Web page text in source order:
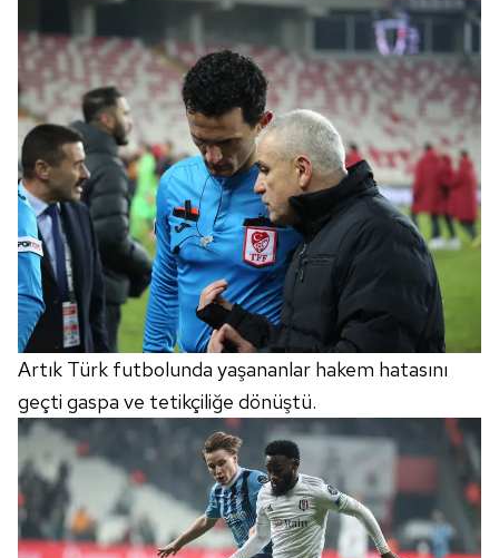
Artık Türk futbolunda yaşananlar hakem hatasını
geçti gaspa ve tetikçiliğe dönüştü.